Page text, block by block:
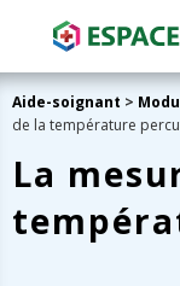
Aide-soignant >
de la température
La